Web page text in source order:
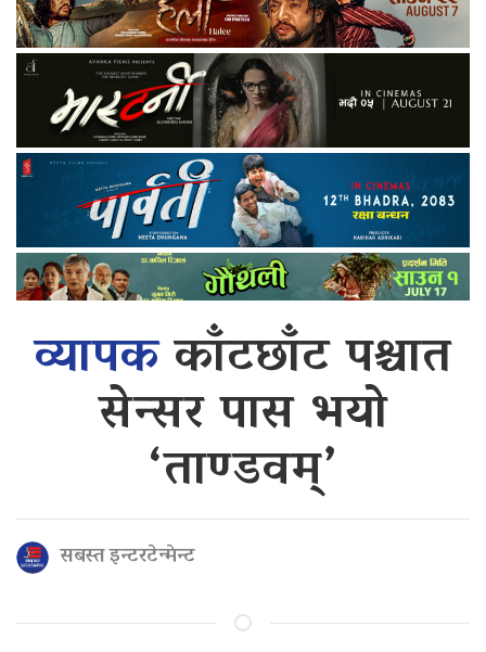
व्यापककाँटछाँट पश्चात
सेन्सर पास भयो
‘ताण्डवम्’
सबस्त इन्टरटेन्मेन्ट